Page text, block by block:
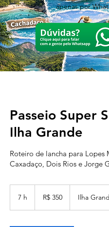
Passeio Super
Ilha Grande
Roteiro de lancha para Lopes
Caxadaço, Dois Rios e Jorge
7 h
brasileiros
R$ 350 Ilha
apenas por